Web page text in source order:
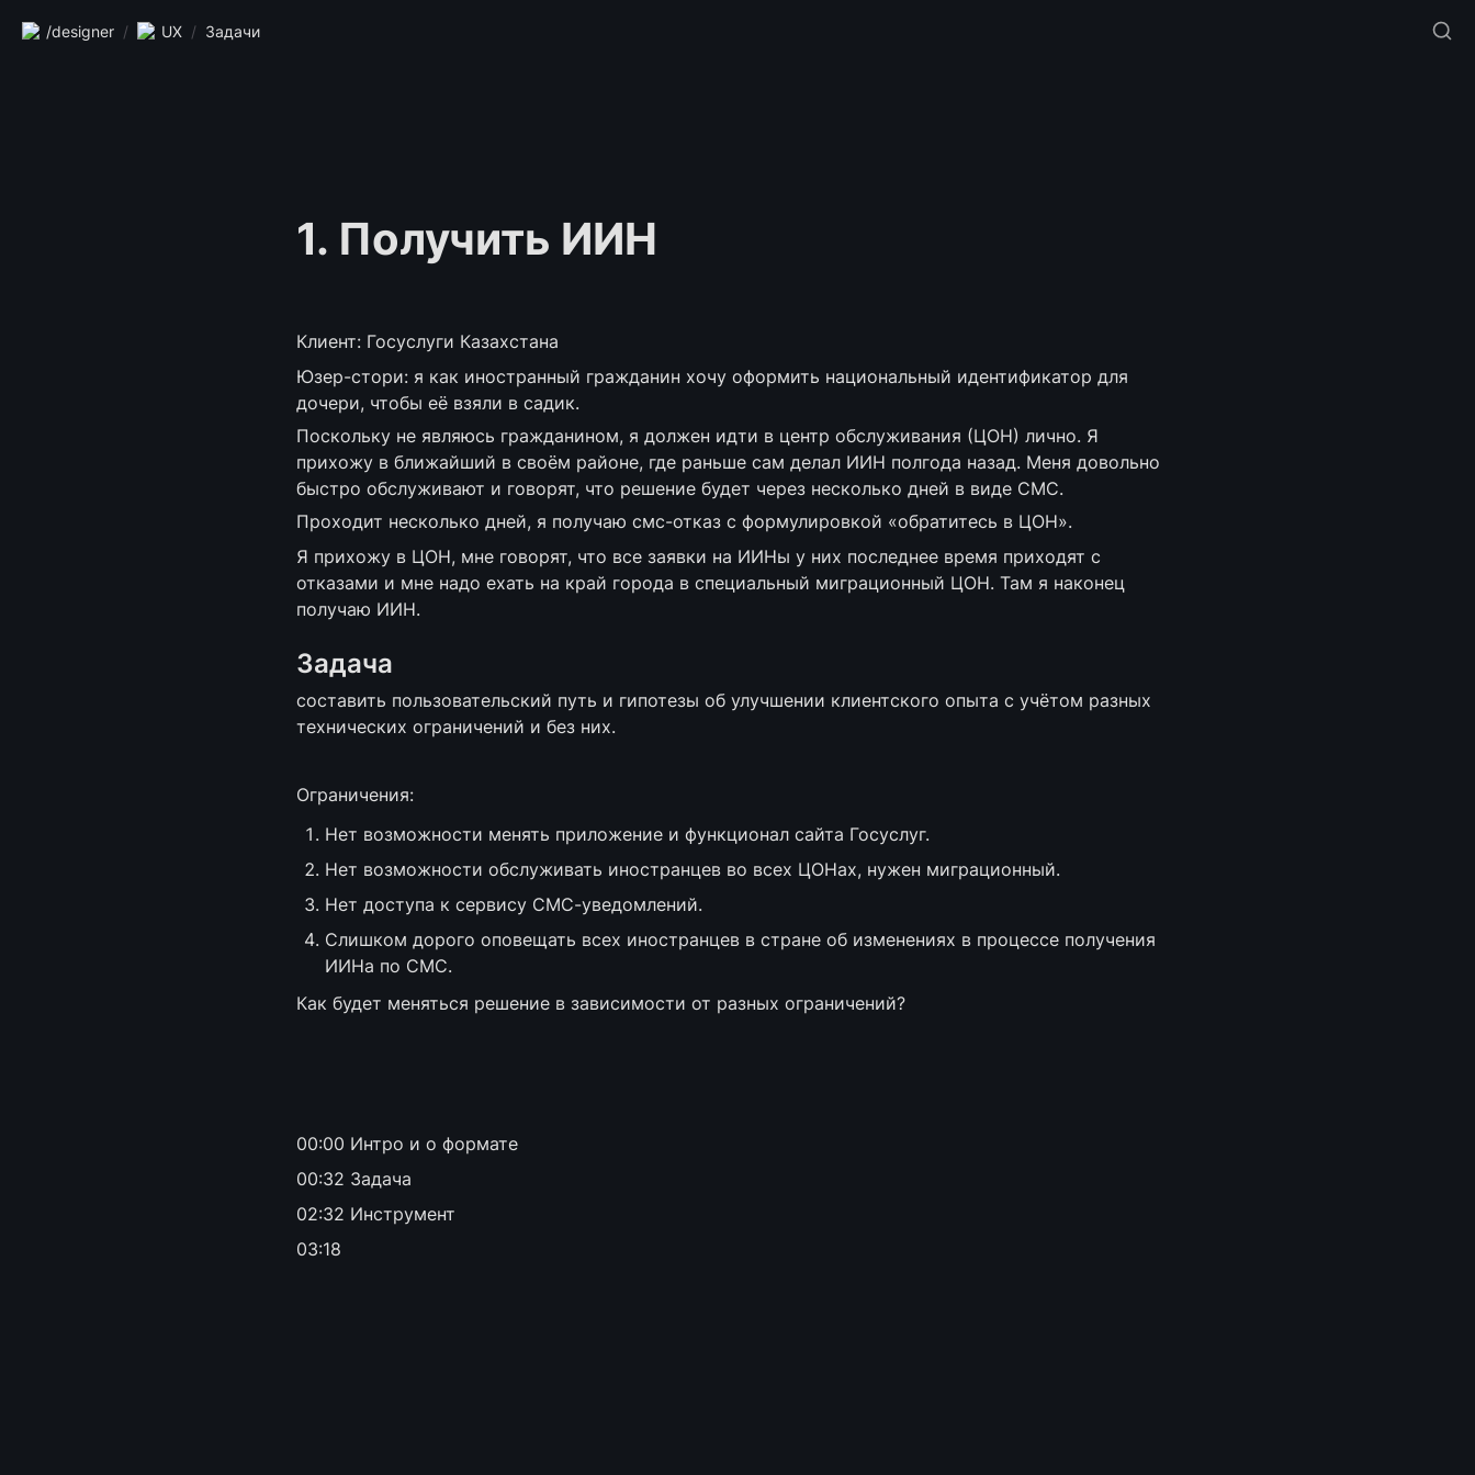
/designer / UX / Задачи
1. Получить ИИН
Клиент: Госуслуги Казахстана
Юзер-стори: я как иностранный гражданин хочу оформить национальный идентификатор для
дочери, чтобы её взяли в садик.
Поскольку не являюсь гражданином, я должен идти в центр обслуживания (ЦОН) лично. Я
прихожу в ближайший в своём районе, где раньше сам делал ИИН полгода назад. Меня довольно
быстро обслуживают и говорят, что решение будет через несколько дней в виде СМС.
Проходит несколько дней, я получаю смс-отказ с формулировкой «обратитесь в ЦОН».
Я прихожу в ЦОН, мне говорят, что все заявки на ИИНы у них последнее время приходят с
отказами и мне надо ехать на край города в специальный миграционный ЦОН. Там я наконец
получаю ИИН.
Задача
составить пользовательский путь и гипотезы об улучшении клиентского опыта с учётом разных
технических ограничений и без них.
Ограничения:
Нет возможности менять приложение и функционал сайта Госуслуг.
Нет возможности обслуживать иностранцев во всех ЦОНах, нужен миграционный.
Нет доступа к сервису СМС-уведомлений.
Слишком дорого оповещать всех иностранцев в стране об изменениях в процессе получения
ИИНа по СМС.
Как будет меняться решение в зависимости от разных ограничений?
00:00 Интро и о формате
00:32 Задача
02:32 Инструмент
03:18